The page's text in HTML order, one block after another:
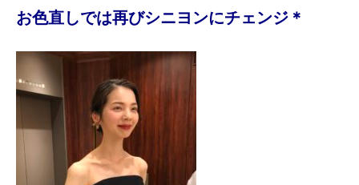
お色直しでは再びシニヨンにチェンジ＊